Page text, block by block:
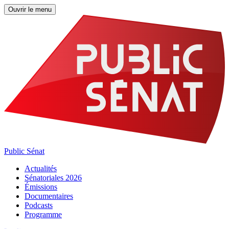
Ouvrir le menu
Public Sénat
Actualités
Sénatoriales 2026
Émissions
Documentaires
Podcasts
Programme